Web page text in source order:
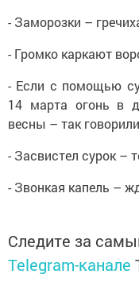
- Заморозки –
- Громко каркают
- Если с помощью
14 марта огонь в
весны – так
- Засвистел сурок –
- Звонкая капель –
Следите за
Telegram-канале